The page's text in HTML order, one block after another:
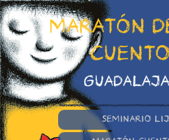
MARATÓN
SEMINARIO LIJ